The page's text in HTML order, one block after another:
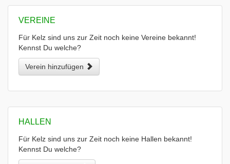
VEREINE
Für Kelz sind uns zur Zeit noch keine Vereine bekannt!
Kennst Du welche?
Verein hinzufügen
HALLEN
Für Kelz sind uns zur Zeit noch keine Hallen bekannt!
Kennst Du welche?